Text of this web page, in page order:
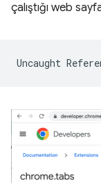
çalıştığı web
Uncaught